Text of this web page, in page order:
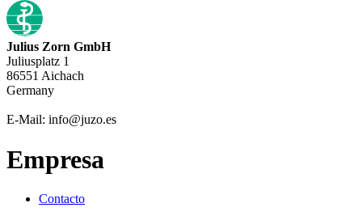
Julius Zorn GmbH
Juliusplatz 1
86551 Aichach
Germany
E-Mail: info@juzo.es
Empresa
Contacto